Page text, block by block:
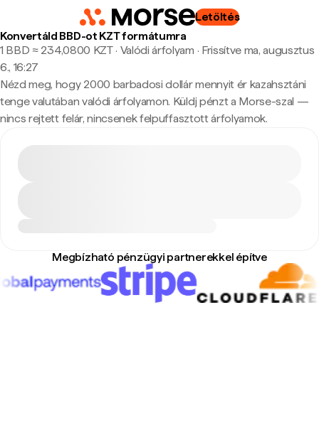
Letöltés
Konvertáld BBD-ot KZT formátumra
1 BBD ≈ 234,0800 KZT · Valódi árfolyam · Frissítve ma, augusztus
6., 16:27
Nézd meg, hogy 2000 barbadosi dollár mennyit ér kazahsztáni
tenge valutában valódi árfolyamon. Küldj pénzt a Morse-szal —
nincs rejtett felár, nincsenek felpuffasztott árfolyamok.
Megbízható pénzügyi partnerekkel építve